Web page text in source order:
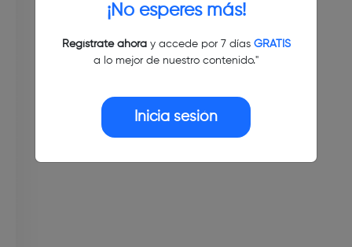
¡No esperes más!
Regístrate ahoray accede por 7 días GRATIS
a lo mejor de nuestro contenido."
Inicia sesión